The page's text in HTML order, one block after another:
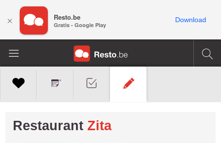
Restaurant Zita
× Resto.be
Gratis - Google Play
Download